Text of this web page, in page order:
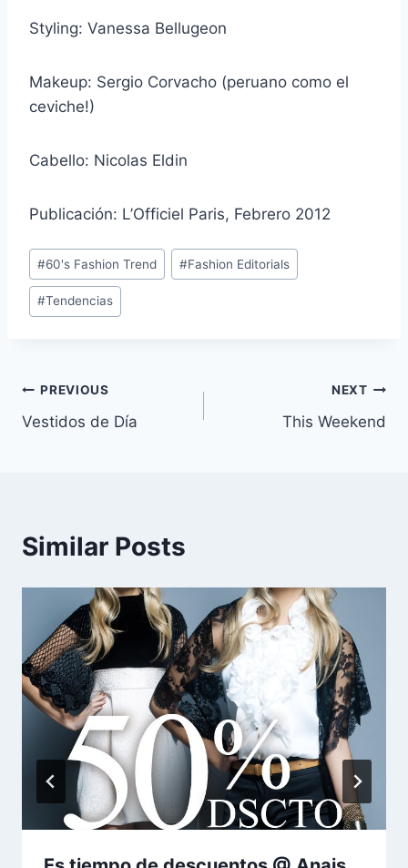
Styling: Vanessa Bellugeon
Makeup: Sergio Corvacho (peruano como el
ceviche!)
Cabello: Nicolas Eldin
Publicación: L’Officiel Paris, Febrero 2012
Post
Tags:
#60's Fashion Trend #Fashion Editorials
#Tendencias
Navegación
de
PREVIOUS
Vestidos de Día
NEXT
This Weekend
Similar Posts